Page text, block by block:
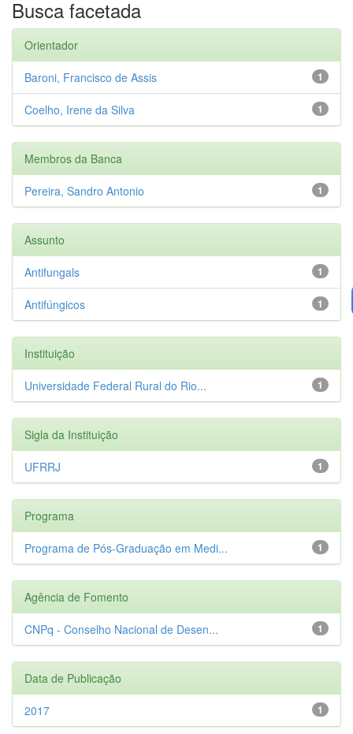
Busca facetada
Orientador
1
Baroni, Francisco de Assis
1
Coelho, Irene da Silva
Membros da Banca
1
Pereira, Sandro Antonio
Assunto
1
Antifungals
1
Antifúngicos
Instituição
1
Universidade Federal Rural do Rio...
Sigla da Instituição
1
UFRRJ
Programa
1
Programa de Pós-Graduação em Medi...
Agência de Fomento
1
CNPq - Conselho Nacional de Desen...
Data de Publicação
1
2017